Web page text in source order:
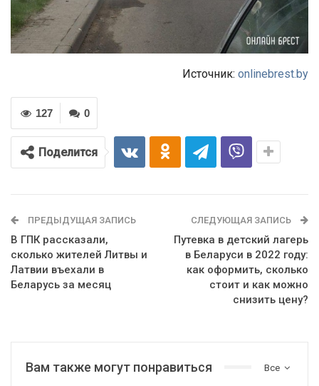
Источник: onlinebrest.by
0
127
Поделится
ПРЕДЫДУЩАЯ ЗАПИСЬ
В ГПК рассказали,
сколько жителей Литвы и
Латвии въехали в
Беларусь за месяц
СЛЕДУЮЩАЯ ЗАПИСЬ
Путевка в детский лагерь
в Беларуси в 2022 году:
как оформить, сколько
стоит и как можно
снизить цену?
Все
Вам также могут понравиться